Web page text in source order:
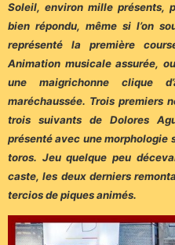
Soleil, environ mille présents,
bien répondu, même si l’on
représenté la première
Animation musicale assurée,
une maigrichonne clique
maréchaussée. Trois premiers
trois suivants de Dolores
présenté avec une morphologie
toros. Jeu quelque peu
caste, les deux derniers
tercios de piques animés.